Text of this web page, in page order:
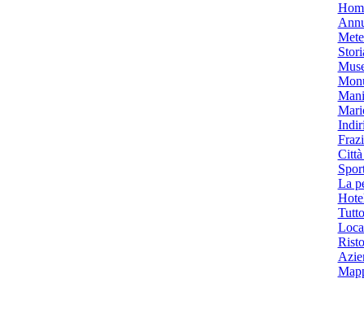
Città
La